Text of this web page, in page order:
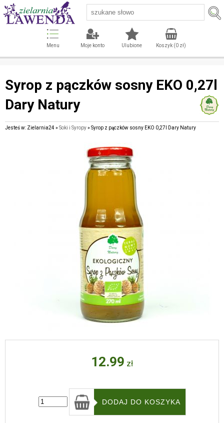
Menu Moje konto Ulubione Koszyk (0zł)
Syrop z pączków sosny EKO 0,27l
Dary Natury
Jesteś w: Zielarnia24 »Soki i Syropy» Syrop z pączków sosny EKO 0,27l Dary Natury
12.99 zł